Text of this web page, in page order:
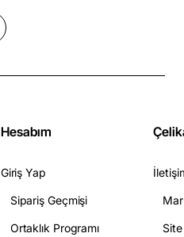
Hesabım
Giriş Yap
Sipariş Geçmişi
Ortaklık Programı